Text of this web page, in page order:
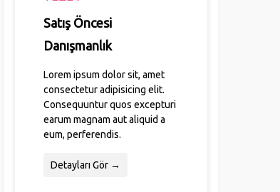
Satış Öncesi
Danışmanlık
Lorem ipsum dolor sit, amet
consectetur adipisicing elit.
Consequuntur quos excepturi
earum magnam aut aliquid a
eum, perferendis.
Detayları Gör →